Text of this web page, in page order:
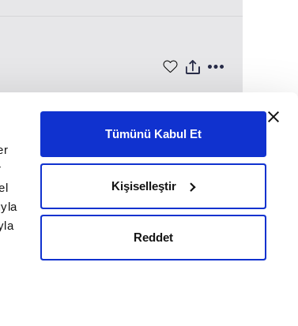
Tümünü Kabul Et
Kişiselleştir
Reddet
Takip Et
Künye Veri Politikası Bize Ulaşın